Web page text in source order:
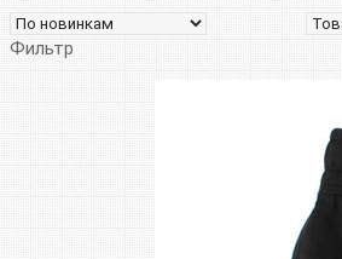
Фильтр